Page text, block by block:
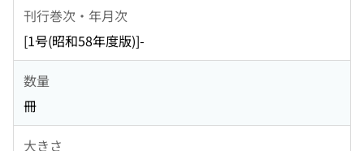
刊行巻次・年月次
[1号(昭和58年度版)]-
数量
冊
大きさ